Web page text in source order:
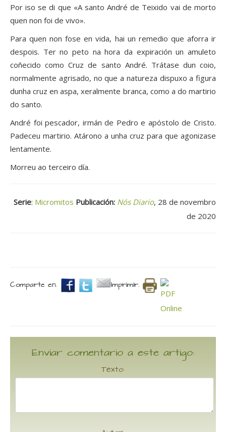
Por iso se di que «A santo André de Teixido vai de morto
quen non foi de vivo».
Para quen non fose en vida, hai un remedio que aforra ir
despois. Ter no peto na hora da expiración un amuleto
coñecido como Cruz de santo André. Trátase dun coio,
normalmente agrisado, no que a natureza dispuxo a figura
dunha cruz en aspa, xeralmente branca, como a do martirio
do santo.
André foi pescador, irmán de Pedro e apóstolo de Cristo.
Padeceu martirio. Atárono a unha cruz para que agonizase
lentamente.
Morreu ao terceiro día.
Serie: Micromitos Publicación: Nós Diario, 28 de novembro
de 2020
Comparte en. Imprimir.
Enviar comentario a este artigo:
Texto: